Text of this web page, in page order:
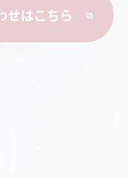
せはこちら